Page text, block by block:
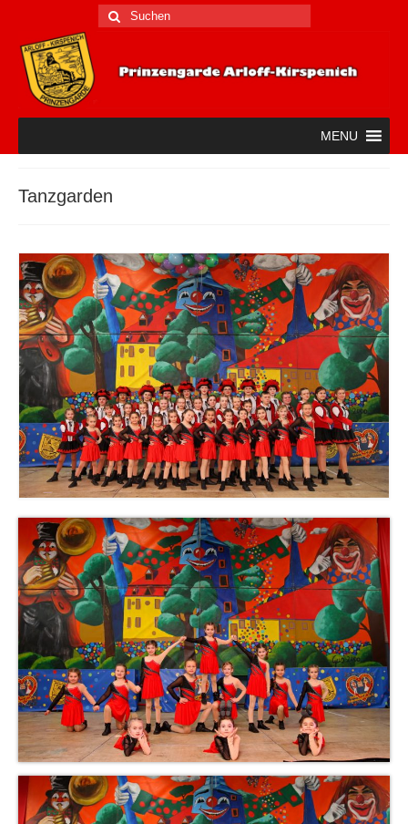
Suche
nach:
MENU
Tanzgarden